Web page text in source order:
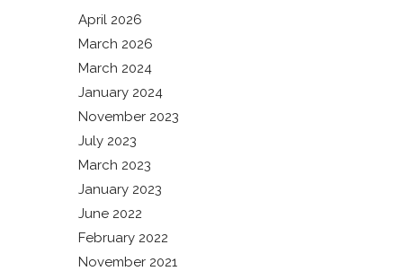
April 2026
March 2026
March 2024
January 2024
November 2023
July 2023
March 2023
January 2023
June 2022
February 2022
November 2021